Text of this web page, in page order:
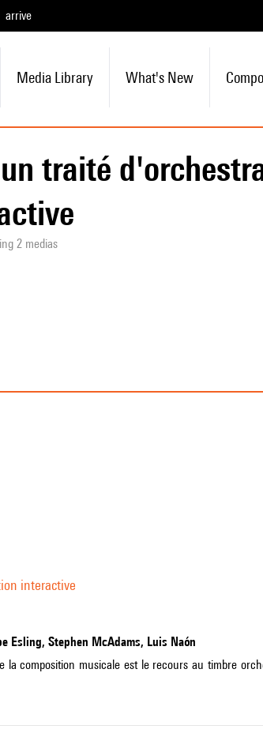
arrive
Media Library What's New
traité
2 medias
interactive
Esling, Stephen McAdams, Luis Naón
la composition musicale est le recours au timbre